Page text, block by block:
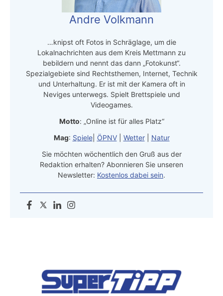
Andre Volkmann
…knipst oft Fotos in Schräglage, um die
Lokalnachrichten aus dem Kreis Mettmann zu
bebildern und nennt das dann „Fotokunst“.
Spezialgebiete sind Rechtsthemen, Internet, Technik
und Unterhaltung. Er ist mit der Kamera oft in
Neviges unterwegs. Spielt Brettspiele und
Videogames.
Motto: „Online ist für alles Platz“
Mag: Spiele| ÖPNV| Wetter| Natur
Sie möchten wöchentlich den Gruß aus der
Redaktion erhalten? Abonnieren Sie unseren
Newsletter: Kostenlos dabei sein.